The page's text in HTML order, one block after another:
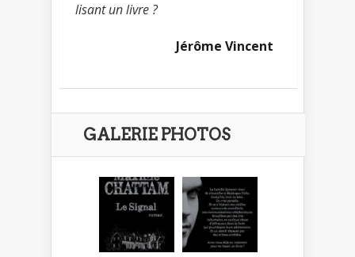
lisant un livre ?
Jérôme Vincent
GALERIE PHOTOS